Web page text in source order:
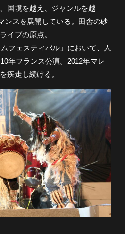
国境を越え、ジャンルを越
ンスを展開している。田舎の砂
イブの原点。
フェスティバル」において、人
年フランス公演。2012年マレ
疾走し続ける。